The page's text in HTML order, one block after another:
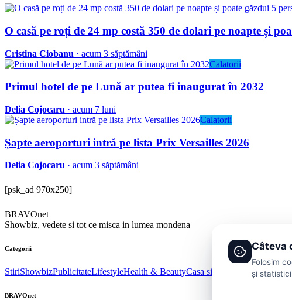
O casă pe roți de 24 mp costă 350 de dolari pe noapte și
Cristina Ciobanu · acum 3 săptămâni
Calatorii
Primul hotel de pe Lună ar putea fi inaugurat în 2032
Delia Cojocaru · acum 7 luni
Calatorii
Șapte aeroporturi intră pe lista Prix Versailles 2026
Delia Cojocaru · acum 3 săptămâni
[psk_ad 970x250]
BRAVOnet
Showbiz, vedete si tot ce misca in lumea mondena
Categorii
StiriShowbizPublicitateLifestyleHealth & BeautyCasa si Gradina
BRAVOnet
Câteva
Folosim
și